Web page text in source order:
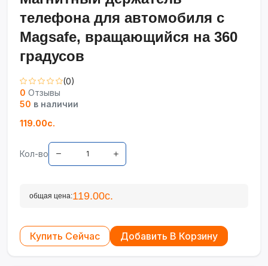
телефона для автомобиля с
Magsafe, вращающийся на 360
градусов
(0)
0 Отзывы
50 в наличии
119.00с.
Кол-во
общая цена:119.00с.
Купить Сейчас Добавить В Корзину